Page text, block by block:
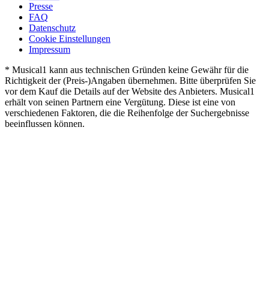
Presse
FAQ
Datenschutz
Cookie Einstellungen
Impressum
* Musical1 kann aus technischen Gründen keine Gewähr für die
Richtigkeit der (Preis-)Angaben übernehmen. Bitte überprüfen Sie
vor dem Kauf die Details auf der Website des Anbieters. Musical1
erhält von seinen Partnern eine Vergütung. Diese ist eine von
verschiedenen Faktoren, die die Reihenfolge der Suchergebnisse
beeinflussen können.